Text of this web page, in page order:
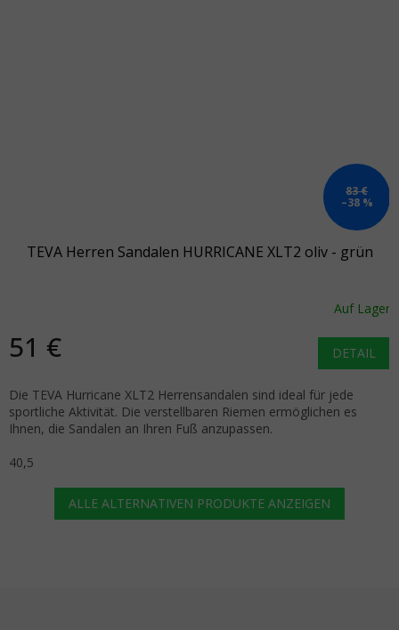
83 €
–38 %
TEVA Herren Sandalen HURRICANE XLT2 oliv - grün
Auf Lager
51 € DETAIL
Die TEVA Hurricane XLT2 Herrensandalen sind ideal für jede
sportliche Aktivität. Die verstellbaren Riemen ermöglichen es
Ihnen, die Sandalen an Ihren Fuß anzupassen.
40,5
ALLE ALTERNATIVEN PRODUKTE ANZEIGEN